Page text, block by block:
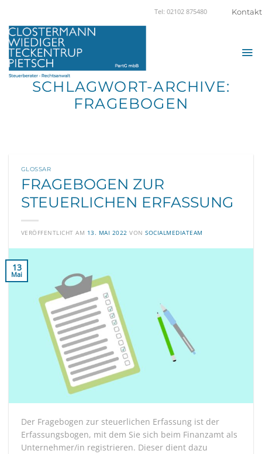
Inhalt
springen
Tel: 02102 875480 Kontakt
SCHLAGWORT-ARCHIVE:
FRAGEBOGEN
GLOSSAR
FRAGEBOGEN ZUR
STEUERLICHEN ERFASSUNG
VERÖFFENTLICHT AM 13. MAI 2022 VONSOCIALMEDIATEAM
13
Mai
Der Fragebogen zur steuerlichen Erfassung ist der
Erfassungsbogen, mit dem Sie sich beim Finanzamt als
Unternehmer/in registrieren. Dieser dient dazu